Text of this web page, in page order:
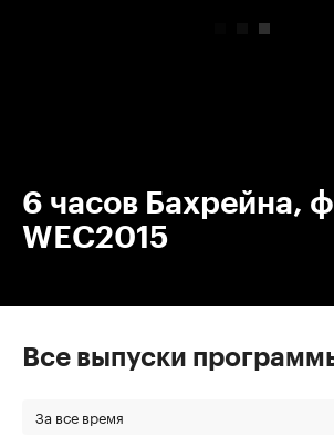
6 часов Бахрейна,
WEC2015
Все выпуски
За все время